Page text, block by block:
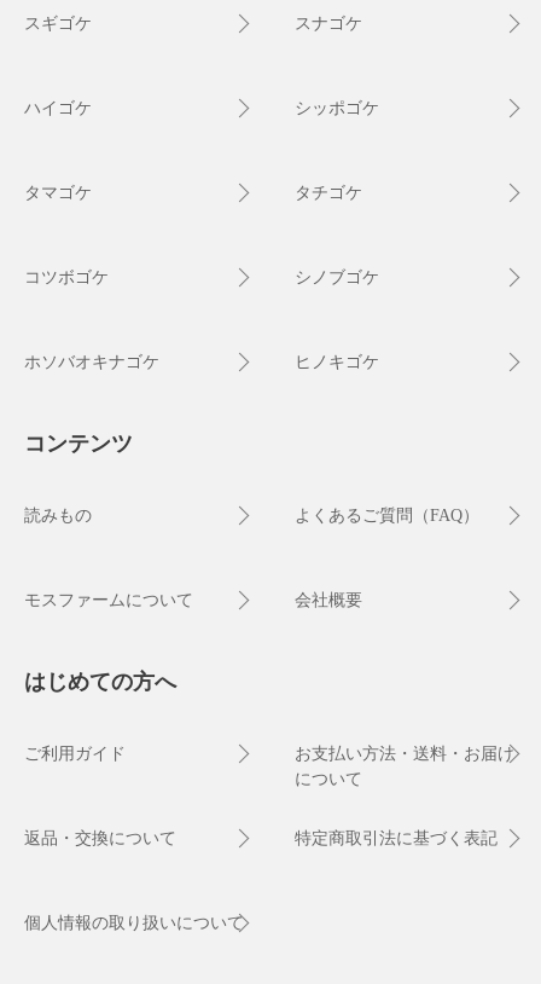
スギゴケ スナゴケ
ハイゴケ シッポゴケ
タマゴケ タチゴケ
コツボゴケ シノブゴケ
ホソバオキナゴケ ヒノキゴケ
コンテンツ
読みもの よくあるご質問（FAQ）
モスファームについて 会社概要
はじめての方へ
ご利用ガイド
お支払い方法・送料・お届け
について
返品・交換について 特定商取引法に基づく表記
個人情報の取り扱いについて